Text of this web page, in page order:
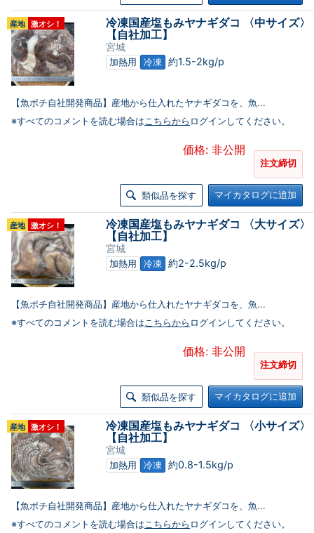
産地 激オシ！
冷凍国産塩もみヤナギダコ 〈中サイズ〉
【自社加工】
宮城
加熱用 冷凍 約1.5-2kg/p
【魚ポチ自社開発商品】産地から仕入れたヤナギダコを、魚...
※すべてのコメントを読む場合はこちらから ログインしてください。
価格: 非公開
注文締切
類似品を探す マイカタログに追加
産地 激オシ！
冷凍国産塩もみヤナギダコ 〈大サイズ〉
【自社加工】
宮城
加熱用 冷凍 約2-2.5kg/p
【魚ポチ自社開発商品】産地から仕入れたヤナギダコを、魚...
※すべてのコメントを読む場合はこちらから ログインしてください。
価格: 非公開
注文締切
類似品を探す マイカタログに追加
産地 激オシ！
冷凍国産塩もみヤナギダコ 〈小サイズ〉
【自社加工】
宮城
加熱用 冷凍 約0.8-1.5kg/p
【魚ポチ自社開発商品】産地から仕入れたヤナギダコを、魚...
※すべてのコメントを読む場合はこちらから ログインしてください。